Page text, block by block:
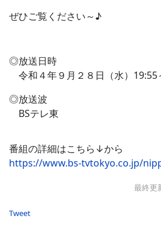
ぜひご覧ください～♪
◎放送日時
令和４年９月２８日（水）19:55
◎放送波
BSテレ東
番組の詳細はこちら↓から
https://www.bs-tvtokyo.co.jp/
最終更
Tweet